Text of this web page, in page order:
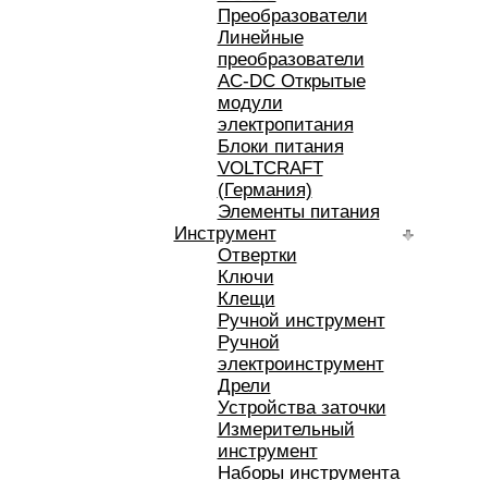
Преобразователи
Линейные
преобразователи
AC-DC Открытые
модули
электропитания
Блоки питания
VOLTCRAFT
(Германия)
Элементы питания
Инструмент
Отвертки
Ключи
Клещи
Ручной инструмент
Ручной
электроинструмент
Дрели
Устройства заточки
Измерительный
инструмент
Наборы инструмента